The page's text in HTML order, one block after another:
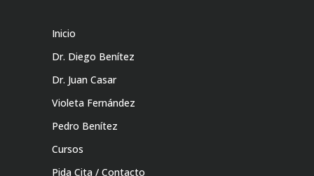
Inicio
Dr. Diego Benítez
Dr. Juan Casar
Violeta Fernández
Pedro Benítez
Cursos
Pida Cita / Contacto